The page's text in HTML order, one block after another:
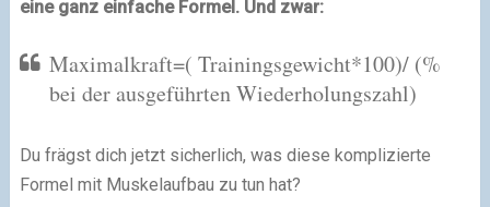
eine ganz einfache Formel. Und zwar:
Maximalkraft=( Trainingsgewicht*100)/ (%
bei der ausgeführten Wiederholungszahl)
Du frägst dich jetzt sicherlich, was diese komplizierte
Formel mit Muskelaufbau zu tun hat?